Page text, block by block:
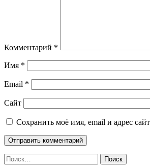
Комментарий *
Имя *
Email *
Сайт
Сохранить моё имя, email и адрес
Найти: